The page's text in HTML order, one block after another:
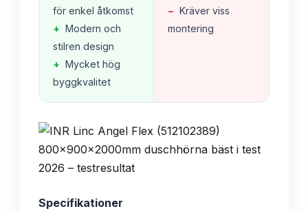
för enkel åtkomst
+ Modern och
stilren design
+ Mycket hög
byggkvalitet
− Kräver viss
montering
Specifikationer